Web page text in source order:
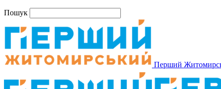
Пошук
Перший